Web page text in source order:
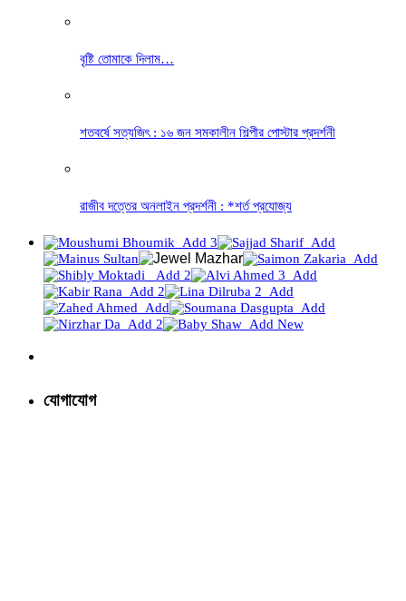
বৃষ্টি তোমাকে দিলাম…
শতবর্ষে সত্যজিৎ : ১৬ জন সমকালীন শিল্পীর পোস্টার প্রদর্শনী
রাজীব দত্তের অনলাইন প্রদর্শনী : *শর্ত প্রযোজ্য
যোগাযোগ